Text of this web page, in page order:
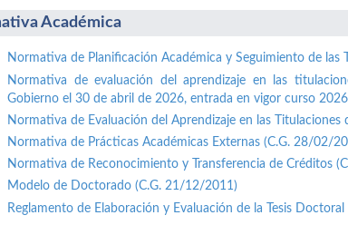
Académica
Normativa de Planificación Académica y Seguimiento de las
Normativa de evaluación del aprendizaje en las
Gobierno el 30 de abril de 2026, entrada en vigor curso
Normativa de Evaluación del Aprendizaje en las
Normativa de Prácticas Académicas Externas (C.G. 28/02/
Normativa de Reconocimiento y Transferencia de Créditos
Modelo de Doctorado (C.G. 21/12/2011)
Reglamento de Elaboración y Evaluación de la Tesis